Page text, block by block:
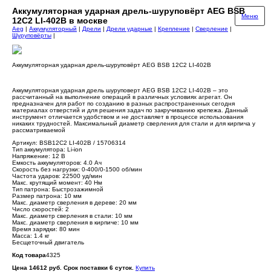
Аккумуляторная ударная дрель-шуруповёрт AEG BSB
12C2 LI-402B в москве
Меню
Aeg | Аккумуляторный | Дрели | Дрели ударные | Крепление | Сверление |
Шуруповёрты |
Аккумуляторная ударная дрель-шуруповёрт AEG BSB 12C2 LI-402B
Аккумуляторная ударная дрель шуруповерт AEG BSB 12C2 LI-402B – это
рассчитанный на выполнение операций в различных условиях агрегат. Он
предназначен для работ по созданию в разных распространенных сегодня
материалах отверстий и для решения задач по закручиванию крепежа. Данный
инструмент отличается удобством и не доставляет в процессе использования
никаких трудностей. Максимальный диаметр сверления для стали и для кирпича у
рассматриваемой
Артикул: BSB12C2 LI-402B / 15706314
Тип аккумулятора: Li-ion
Напряжение: 12 В
Емкость аккумуляторов: 4.0 Ач
Скорость без нагрузки: 0-400/0-1500 об/мин
Частота ударов: 22500 уд/мин
Макс. крутящий момент: 40 Нм
Тип патрона: Быстрозажимной
Размер патрона: 10 мм
Макс. диаметр сверления в дереве: 20 мм
Число скоростей: 2
Макс. диаметр сверления в стали: 10 мм
Макс. диаметр сверления в кирпиче: 10 мм
Время зарядки: 80 мин
Масса: 1.4 кг
Бесщеточный двигатель
Код товара4325
Цена 14612 руб. Срок поставки 6 суток. Купить